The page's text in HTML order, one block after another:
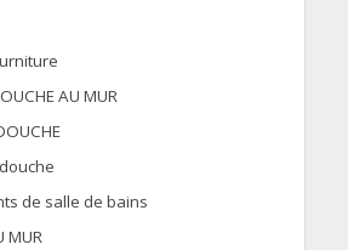
AU MUR
de salle de bains
MUR